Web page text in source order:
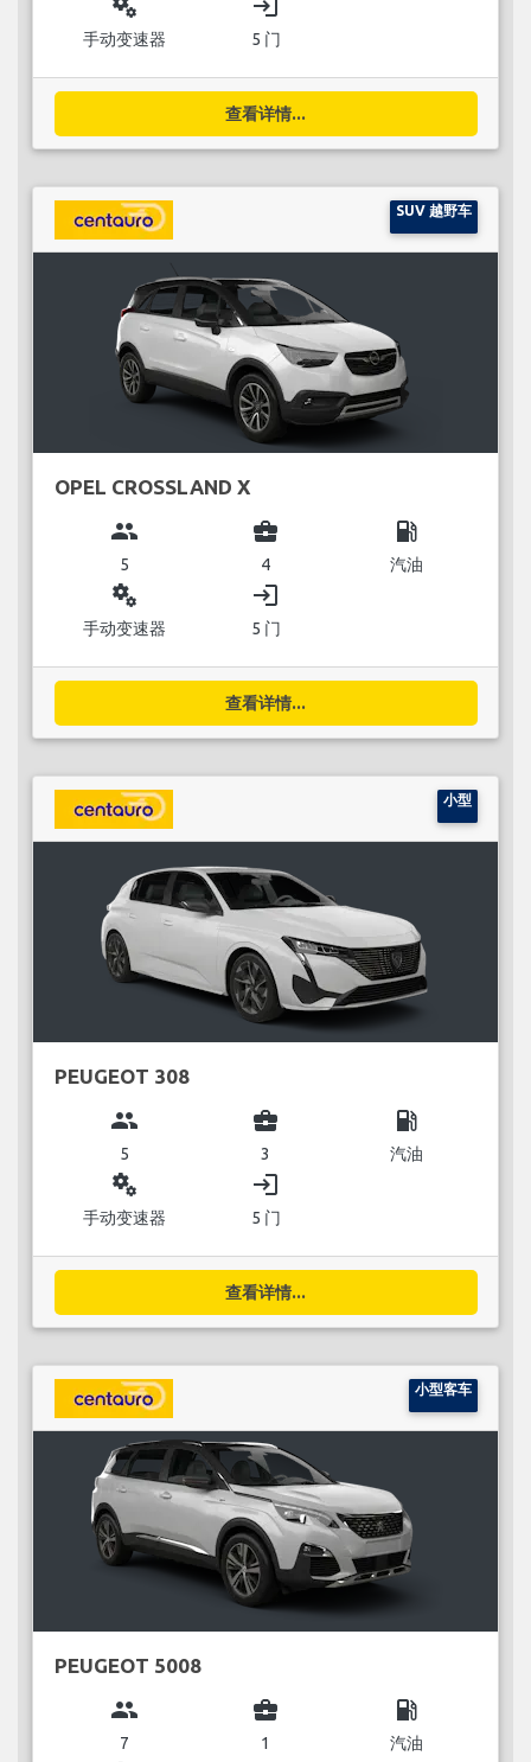
miscellaneous_services
手动变速器
login
5 门
查看详情...
SUV 越野车
OPEL CROSSLAND X
group
5
business_center
4
local_gas_station
汽油
miscellaneous_services
手动变速器
login
5 门
查看详情...
小型
PEUGEOT 308
group
5
business_center
3
local_gas_station
汽油
miscellaneous_services
手动变速器
login
5 门
查看详情...
小型客车
PEUGEOT 5008
group
7
business_center
1
local_gas_station
汽油